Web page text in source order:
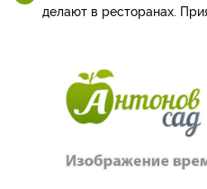
делают в ресторанах.